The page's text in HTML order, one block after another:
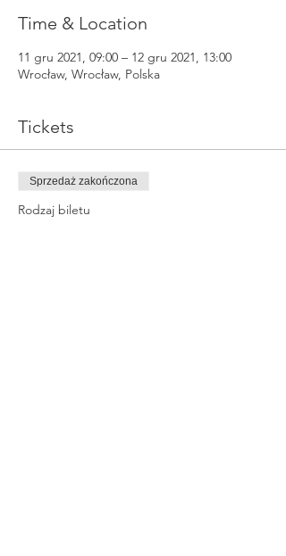
Time & Location
11 gru 2021, 09:00 – 12 gru 2021, 13:00
Wrocław, Wrocław, Polska
Tickets
Sprzedaż zakończona
Rodzaj biletu